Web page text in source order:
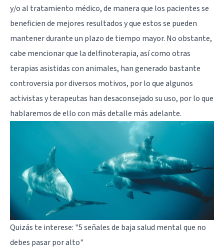
y/o al tratamiento médico, de manera que los pacientes se
beneficien de mejores resultados y que estos se pueden
mantener durante un plazo de tiempo mayor. No obstante,
cabe mencionar que la delfinoterapia, así como otras
terapias asistidas con animales, han generado bastante
controversia por diversos motivos, por lo que algunos
activistas y terapeutas han desaconsejado su uso, por lo que
hablaremos de ello con más detalle más adelante.
Quizás te interese: "5 señales de baja salud mental que no
debes pasar por alto"